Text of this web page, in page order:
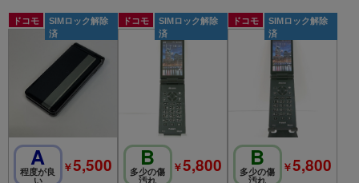
ドコモ
SIMロック解除
済
A
程度が良
い
￥5,500
ドコモ
SIMロック解除
済
B
多少の傷
汚れ
￥5,800
ドコモ
SIMロック解除
済
B
多少の傷
汚れ
￥5,800